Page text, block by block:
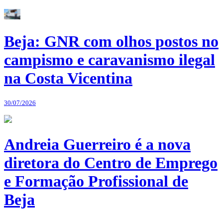
Beja: GNR com olhos postos no
campismo e caravanismo ilegal
na Costa Vicentina
30/07/2026
Andreia Guerreiro é a nova
diretora do Centro de Emprego
e Formação Profissional de
Beja